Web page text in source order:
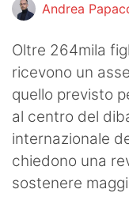
Turismo
Eventi
Andrea
Oltre 264mila
ricevono un
quello previsto
al centro del
internazionale
chiedono una
sostenere